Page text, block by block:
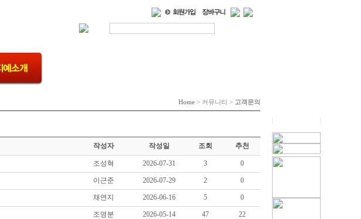
Home > 커뮤니티 > 고객문의
작성자 작성일 조회 추천
조성혁 2026-07-31 3 0
이근준 2026-07-29 2 0
채연지 2026-06-16 5 0
조영분 2026-05-14 47 22